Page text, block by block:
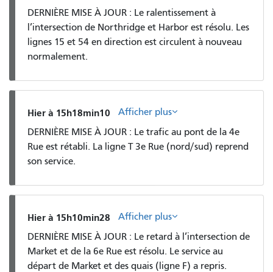
DERNIÈRE MISE À JOUR : Le ralentissement à
l’intersection de Northridge et Harbor est résolu. Les
lignes 15 et 54 en direction est circulent à nouveau
normalement.
Hier à 15h18min10
Afficher plus
DERNIÈRE MISE À JOUR : Le trafic au pont de la 4e
Rue est rétabli. La ligne T 3e Rue (nord/sud) reprend
son service.
Hier à 15h10min28
Afficher plus
DERNIÈRE MISE À JOUR : Le retard à l’intersection de
Market et de la 6e Rue est résolu. Le service au
départ de Market et des quais (ligne F) a repris.